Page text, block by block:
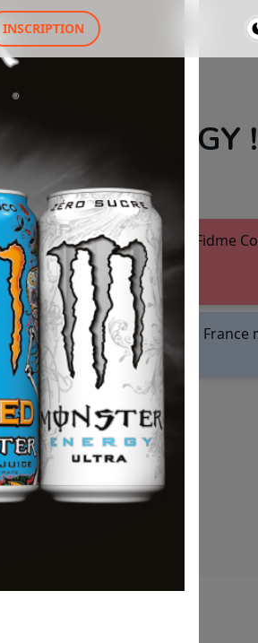
INSCRIPTION
ENERGY !
les magasins et drives de
ou créer un compte Fidme